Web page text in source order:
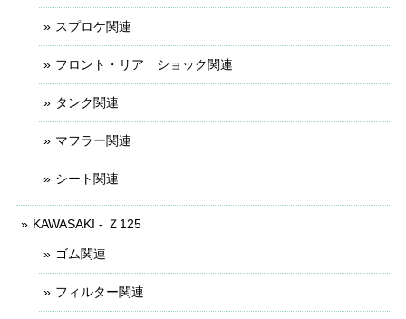
スプロケ関連
フロント・リア ショック関連
タンク関連
マフラー関連
シート関連
KAWASAKI - Ｚ125
ゴム関連
フィルター関連